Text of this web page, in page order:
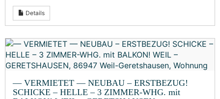
Details
— VERMIETET — NEUBAU – ERSTBEZUG!
SCHICKE – HELLE – 3 ZIMMER-WHG. mit